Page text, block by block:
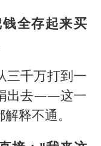
全存起来买
三千万打到一
出去——这一
释不通。